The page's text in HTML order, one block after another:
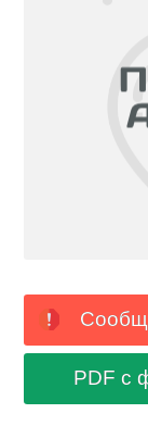
PDF с